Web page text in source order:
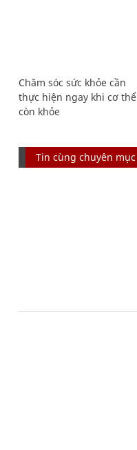
Chăm sóc sức khỏe cần
thực hiện ngay khi cơ thể
còn khỏe
Tin cùng chuyên mục